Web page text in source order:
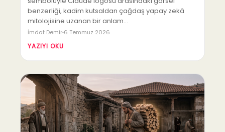
benzerliği, kadim kutsaldan çağdaş yapay zekâ
mitolojisine uzanan bir anlam…
İmdat Demir 6 Temmuz 2026
YAZIYI OKU